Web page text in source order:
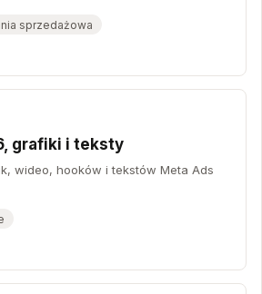
sprzedażowa
grafiki i teksty
wideo, hooków i tekstów Meta Ads